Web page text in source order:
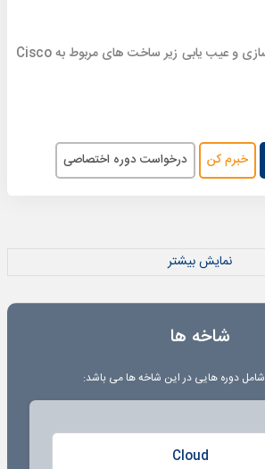
یادگیری چگونگی پیاده سازی و عیب یابی زیر ساخت های مربوط به Cisco
خبرم کن درخواست دوره اختصاصی
نمایش بیشتر
شاخه ها
شامل دوره هایی در این شاخه ها می باشد:
Cloud